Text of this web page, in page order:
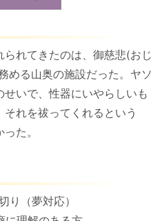
れてきたのは、御慈悲(おじ
める山奥の施設だった。ヤソ
いで、性器にいやらしいも
れを祓ってくれるという
た。
り（夢対応）